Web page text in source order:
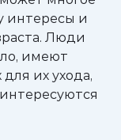
интересы и
Люди
имеют
их ухода,